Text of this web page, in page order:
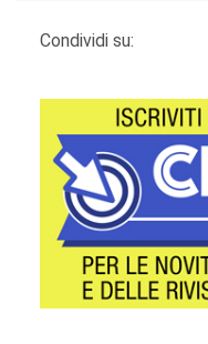
Condividi su: